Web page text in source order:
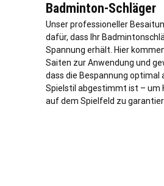
Badminton-Schläger
Unser professioneller
dafür, dass Ihr
Spannung erhält. Hier
Saiten zur Anwendung und
dass die Bespannung optimal
Spielstil abgestimmt ist – um
auf dem Spielfeld zu